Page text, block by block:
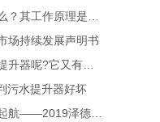
污水提升器是什么？其工作原理是？哪些地方能用？
场持续发展声明书
什么是外置污水提升器呢?它又有什么优势呢
污水提升器好坏
凝心聚力，迎势起航——2019泽德中国经销商研讨会